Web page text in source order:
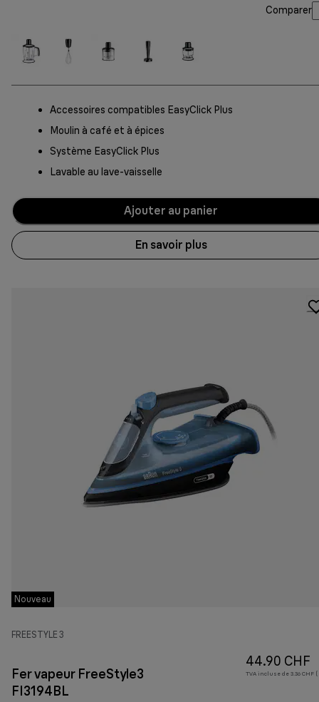
Comparer
Accessoires compatibles EasyClick Plus
Moulin à café et à épices
Système EasyClick Plus
Lavable au lave-vaisselle
Ajouter au panier
En savoir plus
Nouveau
FREESTYLE 3
Fer vapeur FreeStyle3
FI3194BL
44.90 CHF
TVA incluse de 3.36 CHF (